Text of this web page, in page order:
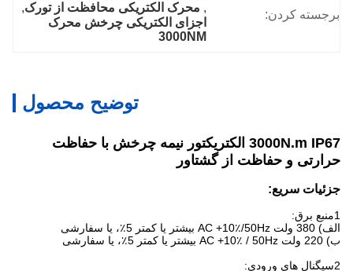
برجسته کردن:
, محرک الکتریکی محافظت از تورک,
اجزای الکتریکی چرخش محرک
3000NM
توضیح محصول
3000N.m IP67 الکتریکتور نیمه چرخش با حفاظت
حرارتی و حفاظت از گشتاور
جزئیات سریع:
الف) 380 ولت AC +10٪/50Hz بیشتر یا کمتر 5٪، یا سفارشی
ب) 220 ولت AC +10٪ / 50Hz بیشتر یا کمتر 5٪، یا سفارشی